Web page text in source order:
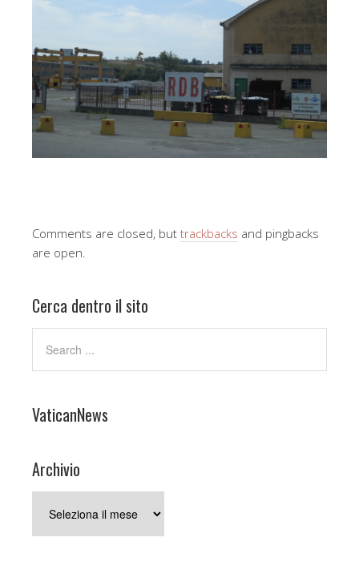
Comments are closed, but trackbacks and pingbacks
are open.
Cerca dentro il sito
VaticanNews
Archivio